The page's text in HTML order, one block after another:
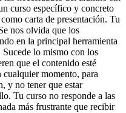
curso específico y concreto
carta de presentación. Tu
nos olvida que los
en la principal herramienta
lo mismo con los
que el contenido esté
momento, para
y no tener que estar
Tu curso no responde a las
más frustrante que recibir